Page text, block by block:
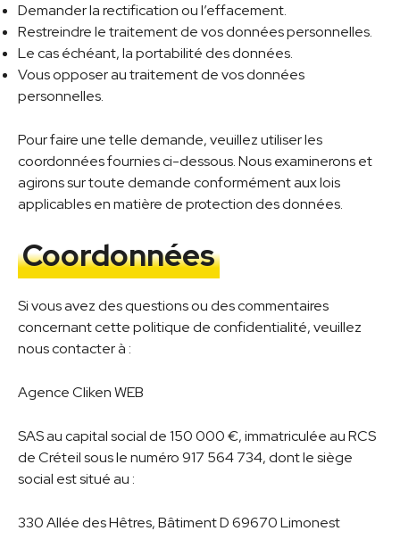
Demander la rectification ou l’effacement.
Restreindre le traitement de vos données personnelles.
Le cas échéant, la portabilité des données.
Vous opposer au traitement de vos données
personnelles.
Pour faire une telle demande, veuillez utiliser les
coordonnées fournies ci-dessous. Nous examinerons et
agirons sur toute demande conformément aux lois
applicables en matière de protection des données.
Coordonnées
Si vous avez des questions ou des commentaires
concernant cette politique de confidentialité, veuillez
nous contacter à :
Agence Cliken WEB
SAS au capital social de 150 000 €, immatriculée au RCS
de Créteil sous le numéro 917 564 734, dont le siège
social est situé au :
330 Allée des Hêtres, Bâtiment D 69670 Limonest